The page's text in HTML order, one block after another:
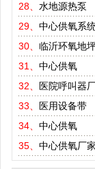
28、 水地源热泵
29、 中心供氧系
30、 临沂环氧地
31、 中心供氧
32、
医院呼叫器
33、
医用设备带
34、 中心供氧
35、 中心供氧厂家